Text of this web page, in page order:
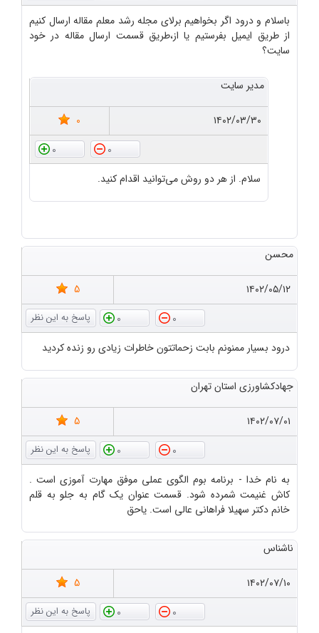
باسلام و درود اگر بخواهیم برلای مجله رشد معلم مقاله ارسال کنیم
از طریق ایمیل بفرستیم یا از،طریق قسمت ارسال مقاله در خود
سایت؟
مدیر سایت
۱۴۰۲/۰۳/۳۰
0
0
0
سلام. از هر دو روش می‌توانید اقدام کنید.
محسن
۱۴۰۲/۰۵/۱۲
5
0
0
درود بسیار ممنونم بابت زحماتتون خاطرات زیادی رو زنده کردید
جهادکشاورزی استان تهران
۱۴۰۲/۰۷/۰۱
5
0
0
به نام خدا - برنامه بوم الگوی عملی موفق مهارت آموزی است .
کاش غنیمت شمرده شود. قسمت عنوان یک گام به جلو به قلم
خانم دکتر سهیلا فراهانی عالی است. یاحق
ناشناس
۱۴۰۲/۰۷/۱۰
5
0
0